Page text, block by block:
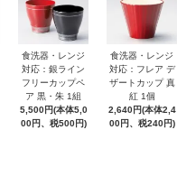
食洗器・レンジ
対応：銀ライン
フリーカップペ
ア 黒・朱 1組
5,500円(本体5,0
00円、税500円)
食洗器・レンジ
対応：フレア デ
ザートカップ 真
紅 1個
2,640円(本体2,4
00円、税240円)